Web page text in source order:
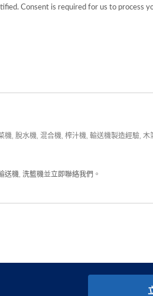
Consent is required for us to process
, 脫水機, 混合機, 榨汁機, 輸送機製造經驗,
送機 洗籃機並立即聯絡我們 。